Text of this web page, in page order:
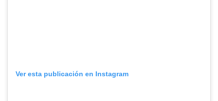
Ver esta publicación en Instagram